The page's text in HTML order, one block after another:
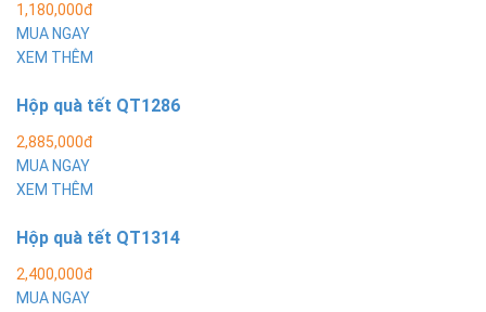
1,180,000đ
MUA NGAY
XEM THÊM
Hộp quà tết QT1286
2,885,000đ
MUA NGAY
XEM THÊM
Hộp quà tết QT1314
2,400,000đ
MUA NGAY